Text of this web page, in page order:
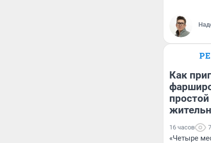
Как
16 часов
«Четыре